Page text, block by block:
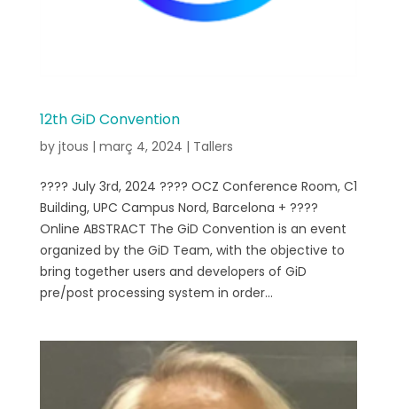
12th GiD Convention
by jtous | març 4, 2024 | Tallers
???? July 3rd, 2024 ???? OCZ Conference Room, C1
Building, UPC Campus Nord, Barcelona + ????
Online ABSTRACT The GiD Convention is an event
organized by the GiD Team, with the objective to
bring together users and developers of GiD
pre/post processing system in order...